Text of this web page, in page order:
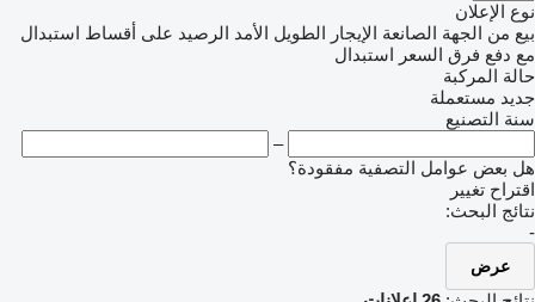
نوع الإعلان
بيع من الجهة الصانعة الإيجار الطويل الأمد الرصيد على أقساط استبدال
مع دفع فرق السعر استبدال
حالة المركبة
جديد مستعملة
سنة التصنيع
–
هل بعض عوامل التصفية مفقودة؟
اقتراح تغيير
نتائج البحث:
-
عرض